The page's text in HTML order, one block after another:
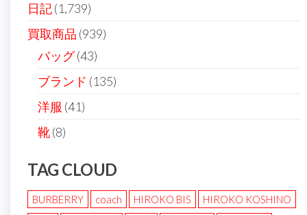
日記(1,739)
買取商品 (939)
バッグ(43)
ブランド (135)
洋服 (41)
靴(8)
TAG CLOUD
BURBERRY coach HIROKO BIS
HIROKO KOSHINO